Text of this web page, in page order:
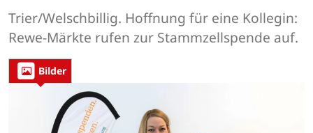
Trier/Welschbillig. Hoffnung für eine Kollegin:
Rewe-Märkte rufen zur Stammzellspende auf.
Bilder